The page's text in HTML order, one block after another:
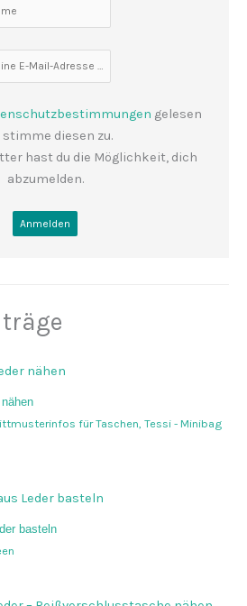
gelesen
stimme diesen zu.
hast du die Möglichkeit, dich
abzumelden.
für Taschen, Tessi - Minibag
basteln